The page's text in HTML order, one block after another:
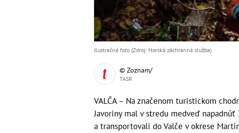
Ilustračné foto (Zdroj: Horská záchranná služba)
© Zoznam/
TASR
VALČA – Na značenom turistickom
Javoriny mal v stredu medveď
a transportovali do Valče v okrese